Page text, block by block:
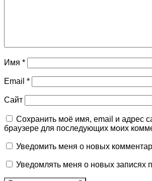
Имя *
Email *
Сайт
Сохранить моё имя, email и адрес
браузере для последующих моих
Уведомить меня о новых
Уведомлять меня о новых записях